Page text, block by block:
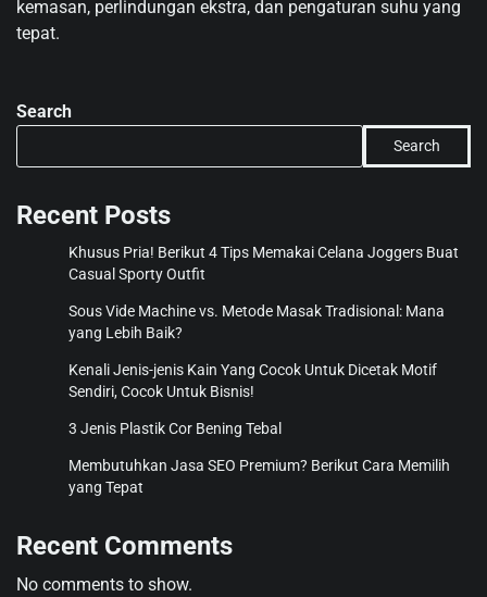
kemasan, perlindungan ekstra, dan pengaturan suhu yang
tepat.
Search
Search
Recent Posts
Khusus Pria! Berikut 4 Tips Memakai Celana Joggers Buat
Casual Sporty Outfit
Sous Vide Machine vs. Metode Masak Tradisional: Mana
yang Lebih Baik?
Kenali Jenis-jenis Kain Yang Cocok Untuk Dicetak Motif
Sendiri, Cocok Untuk Bisnis!
3 Jenis Plastik Cor Bening Tebal
Membutuhkan Jasa SEO Premium? Berikut Cara Memilih
yang Tepat
Recent Comments
No comments to show.